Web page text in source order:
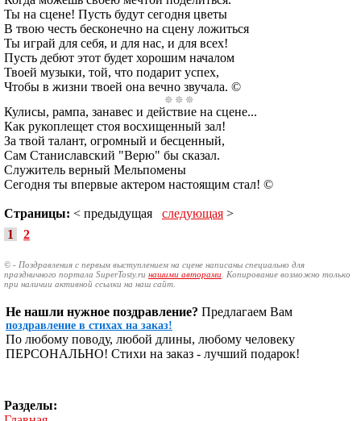
Ты на сцене! Пусть будут сегодня цветы
В твою честь бесконечно на сцену ложиться
Ты играй для себя, и для нас, и для всех!
Пусть дебют этот будет хорошим началом
Твоей музыки, той, что подарит успех,
Чтобы в жизни твоей она вечно звучала. ©
Кулисы, рампа, занавес и действие на сцене...
Как рукоплещет стоя восхищенный зал!
За твой талант, огромный и бесценный,
Сам Станиславский "Верю" бы сказал.
Служитель верный Мельпомены
Сегодня ты впервые актером настоящим стал! ©
Страницы: < предыдущая следующая >
1
2
© - Поздравления с первым выступлением на сцене написаны специально для
праздничного портала SuperTosty.ru нашими авторами . Копирование возможно только
при наличии активной ссылки на наш сайт.
Не нашли нужное поздравление? Предлагаем Вам
поздравление в стихах на заказ!
По любому поводу, любой длины, любому человеку
ПЕРСОНАЛЬНО! Стихи на заказ - лучший подарок!
Разделы: